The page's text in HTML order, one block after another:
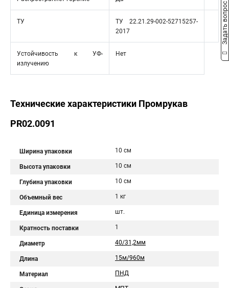
ТУ
ТУ 22.21.29-002-52715257-
2017
Устойчивость к УФ-
излучению
Нет
Технические характеристики Промрукав
PR02.0091
Ширина упаковки 10 см
Высота упаковки 10 см
Глубина упаковки 10 см
Объемный вес 1 кг
Единица измерения шт.
Кратность поставки 1
Диаметр 40/31,2мм
Длина 15м/960м
Материал ПНД
Задать вопрос